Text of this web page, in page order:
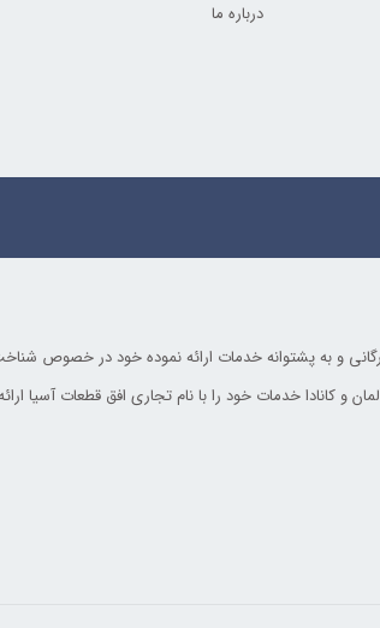
درباره ما
به پشتوانه خدمات ارائه نموده خود در خصوص شناخت و
و کانادا خدمات خود را با نام تجاری افق قطعات آسیا